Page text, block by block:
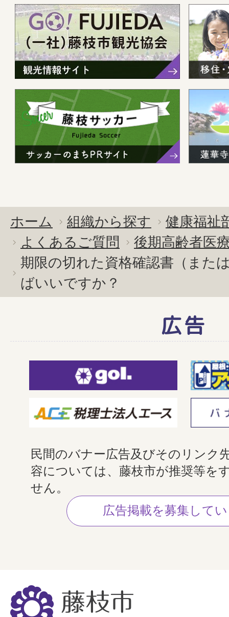
ホーム 組織から探す
健康福祉
よくあるご質問
後期高齢者医
期限の切れた資格確認書（また
ばいいですか？
広告
民間のバナー広告及びそのリンク
容については、藤枝市が推奨等を
せん。
広告掲載を募集して
藤
枝